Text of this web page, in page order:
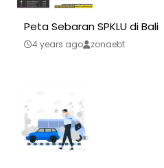
Peta Sebaran SPKLU di Bali
4 years ago zonaebt